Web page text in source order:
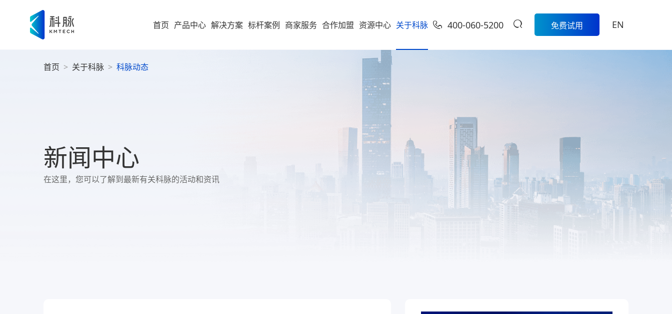
首页 产品中心
集团型企业
小微企业
为持续增长而生
科脉钱鲸云
服务于泛零售连锁企业的一
款可定制化的SaaS软件
提供私有化部署
解决方案
新零售解决方案
到店到家一体化经营，进销存智
能化管理，助力连锁便利店规模
细、更高效的日常管理。
商超
智能供应链管控、业务移动化管
理，助力商超行业效能全面升级
多元化门店经营、线上线下一体
化，助力大卖场行业进入智慧零
售时代
社区超市
数字化辅助管理、多元化精准营
销，助力母婴行业多渠道获客
烘焙
聚合流量资源、采供销协同一
体，助力烘焙行业轻松管店
标杆案例 商家服务 合作加盟 资源中心
社群生鲜
智慧零售
智慧餐饮
智慧专卖
增值服务
查询经销商
科脉AI客服
行沙龙报名入
学习中心
关于科脉
人才价值
人才招聘
扫码体验
400-060-5200 免费试用 EN
首页 > 关于科脉 > 科脉动态
新闻中心
在这里，您可以了解到最新有关科脉的活动和资讯